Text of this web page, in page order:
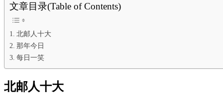
文章目录(Table of Contents)
北邮人十大
那年今日
每日一笑
北邮人十大